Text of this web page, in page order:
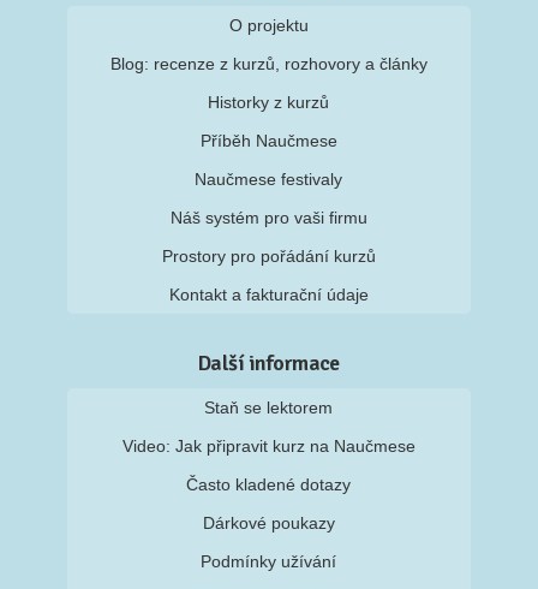
O projektu
Blog: recenze z kurzů, rozhovory a články
Historky z kurzů
Příběh Naučmese
Naučmese festivaly
Náš systém pro vaši firmu
Prostory pro pořádání kurzů
Kontakt a fakturační údaje
Další informace
Staň se lektorem
Video: Jak připravit kurz na Naučmese
Často kladené dotazy
Dárkové poukazy
Podmínky užívání